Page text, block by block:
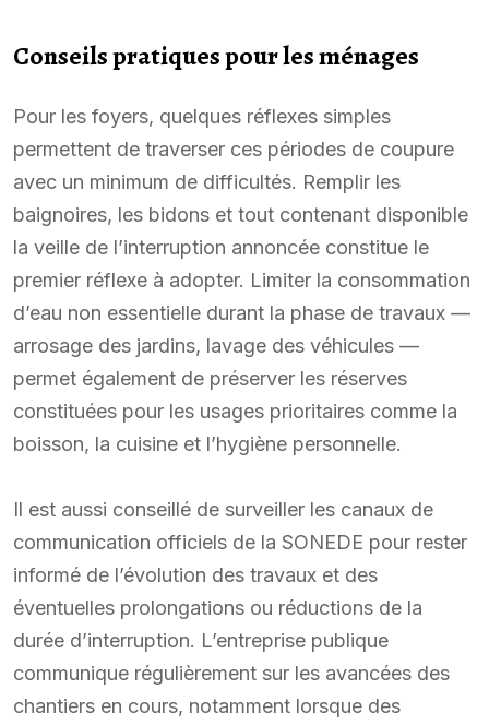
Conseils pratiques pour les ménages
Pour les foyers, quelques réflexes simples
permettent de traverser ces périodes de coupure
avec un minimum de difficultés. Remplir les
baignoires, les bidons et tout contenant disponible
la veille de l’interruption annoncée constitue le
premier réflexe à adopter. Limiter la consommation
d’eau non essentielle durant la phase de travaux —
arrosage des jardins, lavage des véhicules —
permet également de préserver les réserves
constituées pour les usages prioritaires comme la
boisson, la cuisine et l’hygiène personnelle.
Il est aussi conseillé de surveiller les canaux de
communication officiels de la SONEDE pour rester
informé de l’évolution des travaux et des
éventuelles prolongations ou réductions de la
durée d’interruption. L’entreprise publique
communique régulièrement sur les avancées des
chantiers en cours, notamment lorsque des